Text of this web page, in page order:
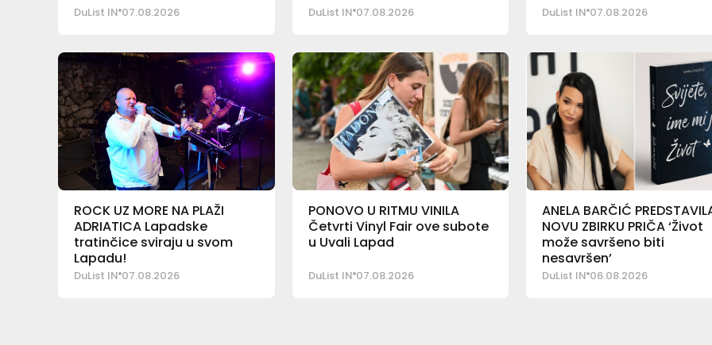
DuList IN 07.08.2026 DuList IN 07.08.2026 DuList IN 07.08.2026
ROCK UZ MORE NA PLAŽI
ADRIATICA Lapadske
tratinčice sviraju u svom
Lapadu!
DuList IN 07.08.2026
PONOVO U RITMU VINILA
Četvrti Vinyl Fair ove subote
u Uvali Lapad
DuList IN 07.08.2026
ANELA BARČIĆ
NOVU ZBIRKU PRIČA ‘Život
može savršeno biti
nesavršen’
DuList IN 06.08.2026